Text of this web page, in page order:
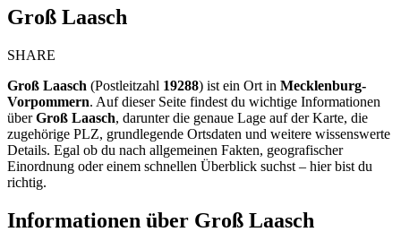
Groß Laasch
SHARE
Groß Laasch (Postleitzahl 19288) ist ein Ort in Mecklenburg-
Vorpommern. Auf dieser Seite findest du wichtige Informationen
überGroß Laasch, darunter die genaue Lage auf der Karte, die
zugehörige PLZ, grundlegende Ortsdaten und weitere wissenswerte
Details. Egal ob du nach allgemeinen Fakten, geografischer
Einordnung oder einem schnellen Überblick suchst – hier bist du
richtig.
Informationen über Groß Laasch